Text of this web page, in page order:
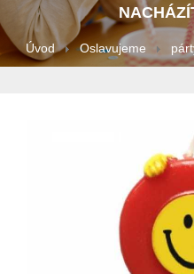
Úvod Oslavujeme